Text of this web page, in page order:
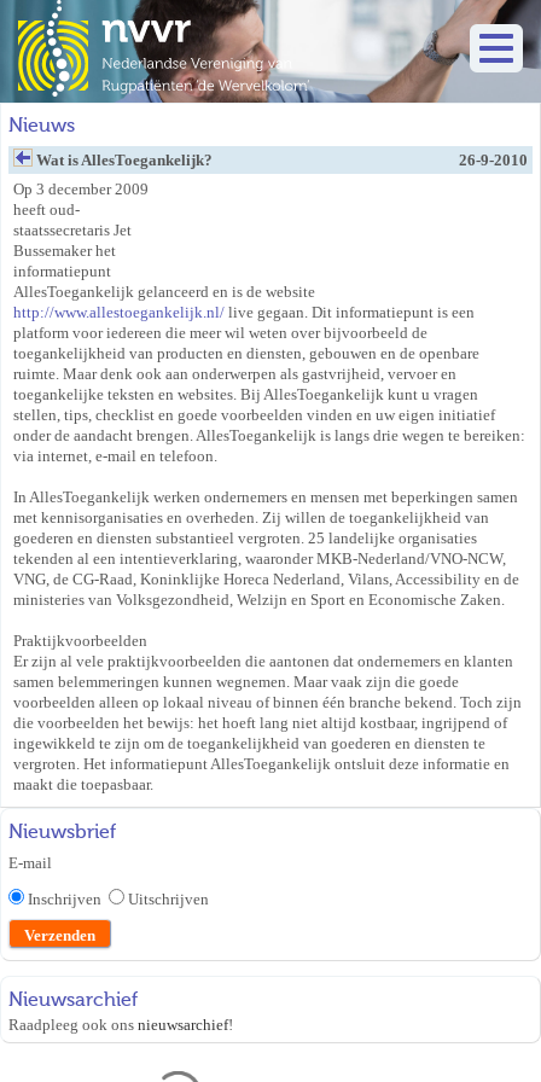
Nieuws
Wat is AllesToegankelijk?
26-9-2010
Op 3 december 2009
heeft oud-
staatssecretaris Jet
Bussemaker het
informatiepunt
AllesToegankelijk gelanceerd en is de website
http://www.allestoegankelijk.nl/ live gegaan. Dit informatiepunt is een
platform voor iedereen die meer wil weten over bijvoorbeeld de
toegankelijkheid van producten en diensten, gebouwen en de openbare
ruimte. Maar denk ook aan onderwerpen als gastvrijheid, vervoer en
toegankelijke teksten en websites. Bij AllesToegankelijk kunt u vragen
stellen, tips, checklist en goede voorbeelden vinden en uw eigen initiatief
onder de aandacht brengen. AllesToegankelijk is langs drie wegen te bereiken:
via internet, e-mail en telefoon.
In AllesToegankelijk werken ondernemers en mensen met beperkingen samen
met kennisorganisaties en overheden. Zij willen de toegankelijkheid van
goederen en diensten substantieel vergroten. 25 landelijke organisaties
tekenden al een intentieverklaring, waaronder MKB-Nederland/VNO-NCW,
VNG, de CG-Raad, Koninklijke Horeca Nederland, Vilans, Accessibility en de
ministeries van Volksgezondheid, Welzijn en Sport en Economische Zaken.
Praktijkvoorbeelden
Er zijn al vele praktijkvoorbeelden die aantonen dat ondernemers en klanten
samen belemmeringen kunnen wegnemen. Maar vaak zijn die goede
voorbeelden alleen op lokaal niveau of binnen één branche bekend. Toch zijn
die voorbeelden het bewijs: het hoeft lang niet altijd kostbaar, ingrijpend of
ingewikkeld te zijn om de toegankelijkheid van goederen en diensten te
vergroten. Het informatiepunt AllesToegankelijk ontsluit deze informatie en
maakt die toepasbaar.
Nieuwsbrief
E-mail
Inschrijven
Uitschrijven
Nieuwsarchief
Raadpleeg ook ons nieuwsarchief!